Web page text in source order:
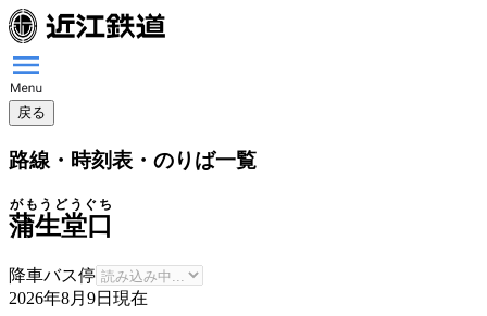
戻る
路線・時刻表・のりば一覧
蒲生堂口
がもうどうぐち
降車バス停
2026年8月9日 現在